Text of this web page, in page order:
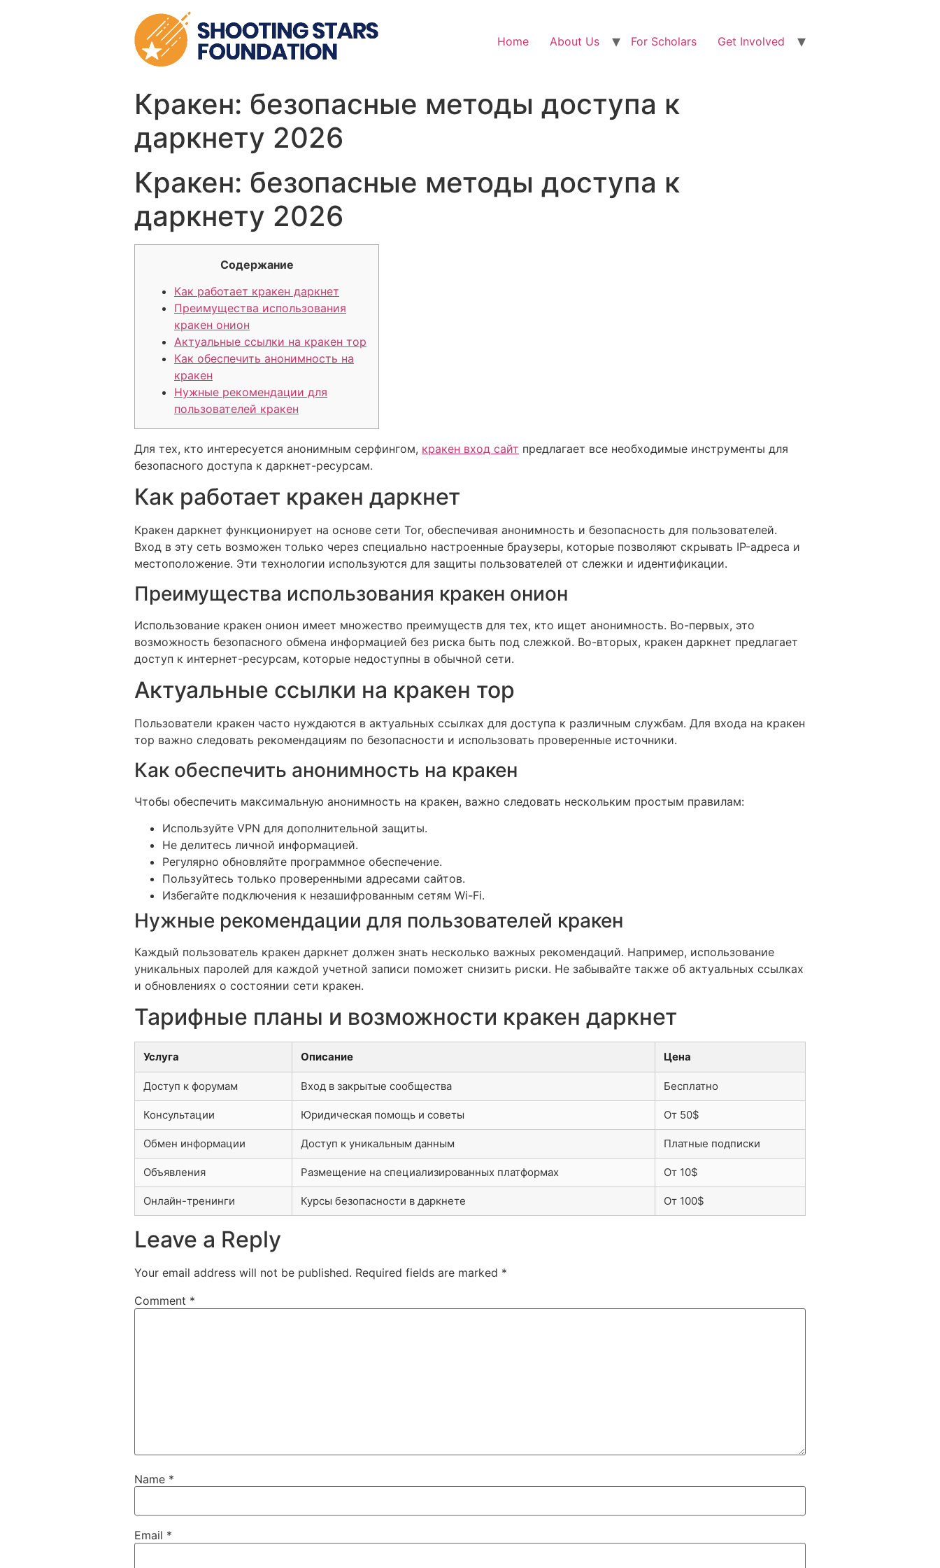
Home About Us For Scholars Get Involved
Кракен: безопасные методы доступа к
даркнету 2026
Кракен: безопасные методы доступа к
даркнету 2026
Содержание
Как работает кракен даркнет
Преимущества использования
кракен онион
Актуальные ссылки на кракен тор
Как обеспечить анонимность на
кракен
Нужные рекомендации для
пользователей кракен
Для тех, кто интересуется анонимным серфингом, кракен вход сайт предлагает все необходимые инструменты для
безопасного доступа к даркнет-ресурсам.
Как работает кракен даркнет
Кракен даркнет функционирует на основе сети Tor, обеспечивая анонимность и безопасность для пользователей.
Вход в эту сеть возможен только через специально настроенные браузеры, которые позволяют скрывать IP-адреса и
местоположение. Эти технологии используются для защиты пользователей от слежки и идентификации.
Преимущества использования кракен онион
Использование кракен онион имеет множество преимуществ для тех, кто ищет анонимность. Во-первых, это
возможность безопасного обмена информацией без риска быть под слежкой. Во-вторых, кракен даркнет предлагает
доступ к интернет-ресурсам, которые недоступны в обычной сети.
Актуальные ссылки на кракен тор
Пользователи кракен часто нуждаются в актуальных ссылках для доступа к различным службам. Для входа на кракен
тор важно следовать рекомендациям по безопасности и использовать проверенные источники.
Как обеспечить анонимность на кракен
Чтобы обеспечить максимальную анонимность на кракен, важно следовать нескольким простым правилам:
Используйте VPN для дополнительной защиты.
Не делитесь личной информацией.
Регулярно обновляйте программное обеспечение.
Пользуйтесь только проверенными адресами сайтов.
Избегайте подключения к незашифрованным сетям Wi-Fi.
Нужные рекомендации для пользователей кракен
Каждый пользователь кракен даркнет должен знать несколько важных рекомендаций. Например, использование
уникальных паролей для каждой учетной записи поможет снизить риски. Не забывайте также об актуальных ссылках
и обновлениях о состоянии сети кракен.
Тарифные планы и возможности кракен даркнет
Услуга Описание Цена
Доступ к форумам Вход в закрытые сообщества Бесплатно
Консультации Юридическая помощь и советы От 50$
Обмен информации Доступ к уникальным данным Платные подписки
Объявления Размещение на специализированных платформах От 10$
Онлайн-тренинги Курсы безопасности в даркнете От 100$
Leave a Reply
Your email address will not be published. Required fields are marked *
Comment *
Name *
Email *